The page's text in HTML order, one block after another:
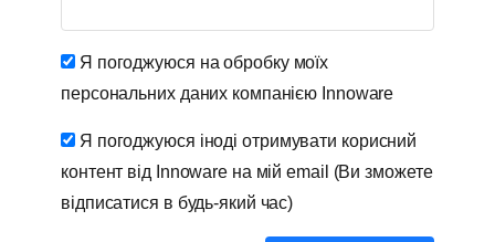
Я погоджуюся на обробку моїх
персональних даних компанією Innoware
Я погоджуюся іноді отримувати корисний
контент від Innoware на мій email (Ви зможете
відписатися в будь-який час)